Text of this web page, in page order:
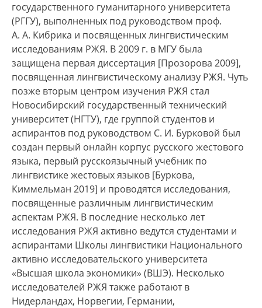
государственного гуманитарного университета
(РГГУ), выполненных под руководством проф.
А. А. Кибрика и посвященных лингвистическим
исследованиям РЖЯ. В 2009 г. в МГУ была
защищена первая диссертация [Прозорова 2009],
посвященная лингвистическому анализу РЖЯ. Чуть
позже вторым центром изучения РЖЯ стал
Новосибирский государственный технический
университет (НГТУ), где группой студентов и
аспирантов под руководством С. И. Бурковой был
создан первый онлайн корпус русского жестового
языка, первый русскоязычный учебник по
лингвистике жестовых языков [Буркова,
Киммельман 2019] и проводятся исследования,
посвященные различным лингвистическим
аспектам РЖЯ. В последние несколько лет
исследования РЖЯ активно ведутся студентами и
аспирантами Школы лингвистики Национального
активно исследовательского университета
«Высшая школа экономики» (ВШЭ). Несколько
исследователей РЖЯ также работают в
Нидерландах, Норвегии, Германии,